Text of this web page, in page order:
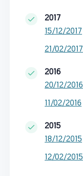
2017
15/12/2017
21/02/2017
2016
20/12/2016
11/02/2016
2015
18/12/2015
12/02/2015